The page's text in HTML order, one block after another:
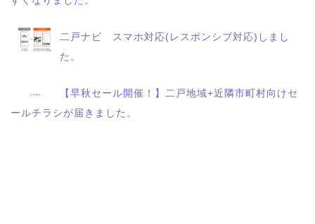
二戸ナビ スマホ対応(レスポンシブ対応)しまし
た。
【早秋セール開催！】二戸地域+近隣市町村向けセ
ールチラシが届きました。